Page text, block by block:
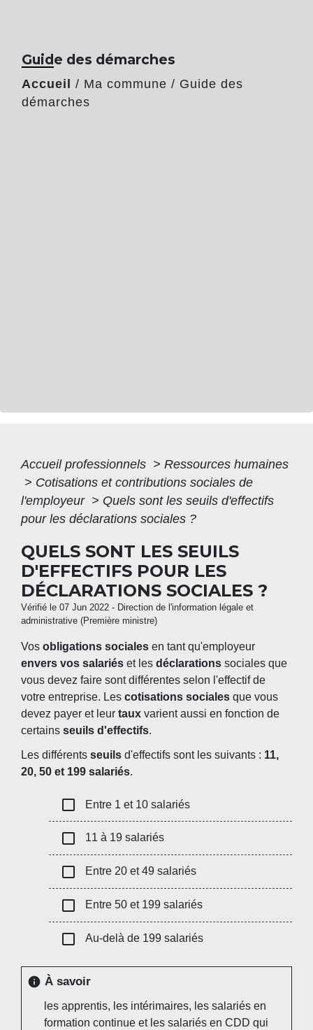
Guide des démarches
Accueil / Ma commune / Guide des
démarches
Accueil professionnels > Ressources humaines
> Cotisations et contributions sociales de
l'employeur > Quels sont les seuils d'effectifs
pour les déclarations sociales ?
QUELS SONT LES SEUILS
D'EFFECTIFS POUR LES
DÉCLARATIONS SOCIALES ?
Vérifié le 07 Jun 2022 - Direction de l'information légale et
administrative (Première ministre)
Vos obligations sociales en tant qu'employeur
envers vos salariés et les déclarations sociales que
vous devez faire sont différentes selon l'effectif de
votre entreprise. Les cotisations sociales que vous
devez payer et leur taux varient aussi en fonction de
certains seuils d'effectifs.
Les différents seuils d'effectifs sont les suivants : 11,
20, 50 et 199 salariés.
check_box_outline_blank Entre 1 et 10 salariés
check_box_outline_blank 11 à 19 salariés
check_box_outline_blank Entre 20 et 49 salariés
check_box_outline_blank Entre 50 et 199 salariés
check_box_outline_blank Au-delà de 199 salariés
info À savoir
les apprentis, les intérimaires, les salariés en
formation continue et les salariés en CDD qui